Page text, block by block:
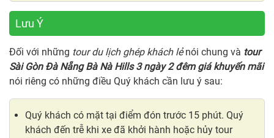
Lưu Ý
Đối với những tour du lịch ghép khách lẻnói chung và tour
Sài Gòn Đà Nẵng Bà Nà Hills 3 ngày 2 đêm giá khuyến mãi
nói riêng có những điều Quý khách cần lưu ý sau:
Quý khách có mặt tại điểm đón trước 15 phút. Quý
khách đến trễ khi xe đã khởi hành hoặc hủy tour